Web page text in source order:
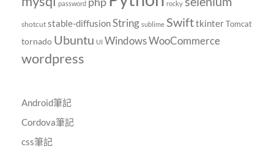
password rocky
shotcut stable-diffusionString sublime SwifttkinterTomcat
tornado Ubuntu UI WindowsWooCommerce
wordpress
Android筆記
Cordova筆記
css筆記